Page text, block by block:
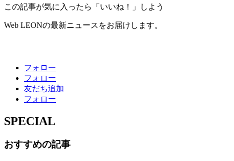
この記事が気に入ったら「いいね！」しよう
Web LEONの最新ニュースをお届けします。
フォロー
フォロー
友だち追加
フォロー
SPECIAL
おすすめの記事